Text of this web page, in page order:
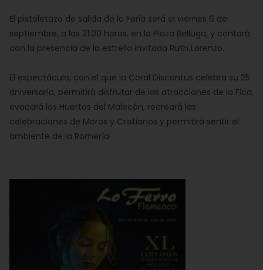
El pistoletazo de salida de la Feria será el viernes 6 de
septiembre, a las 21.00 horas, en la Plaza Belluga, y contará
con la presencia de la estrella invitada Ruth Lorenzo.
El espectáculo, con el que la Coral Discantus celebra su 25
aniversario, permitirá disfrutar de las atracciones de la Fica,
evocará los Huertos del Malecón, recreará las
celebraciones de Moros y Cristianos y permitirá sentir el
ambiente de la Romería